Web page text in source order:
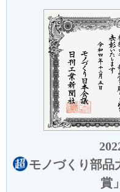
製品カタログダウ
サポート
よくあるご質問
Cv値・流量計算ツ
モノづくり部品
賞